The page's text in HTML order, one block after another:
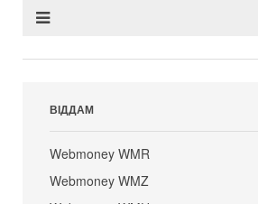
ВІДДАМ
Webmoney WMR
Webmoney WMZ